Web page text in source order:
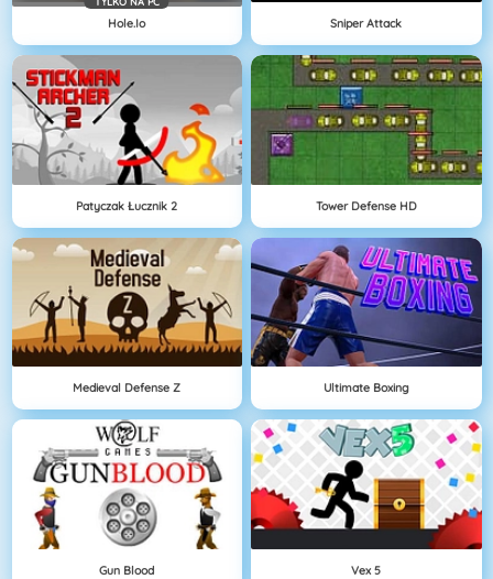
Hole.io Sniper Attack
Patyczak Łucznik 2 Tower Defense HD
Medieval Defense Z Ultimate Boxing
Gun Blood Vex 5